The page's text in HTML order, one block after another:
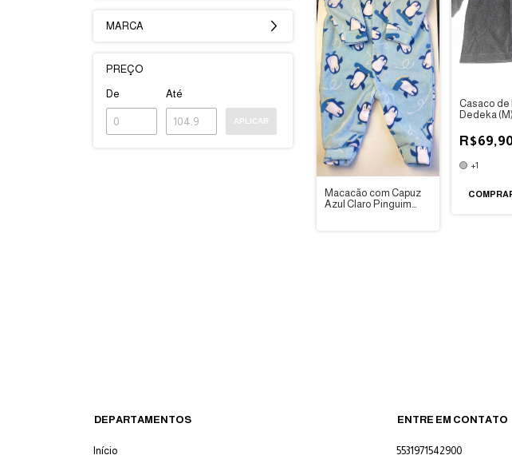
MARCA
PREÇO
De Até
APLICAR
Macacão com Capuz
Azul Claro Pinguim
Casaco de
Dedeka (M)
+1
DEPARTAMENTOS
Início
ENTRE EM CONTATO
5531971542900